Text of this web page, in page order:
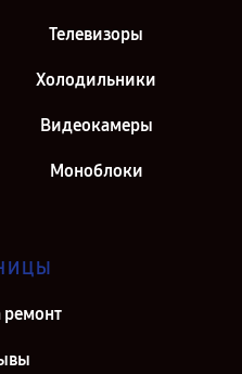
Телевизоры
Холодильники
Видеокамеры
Моноблоки